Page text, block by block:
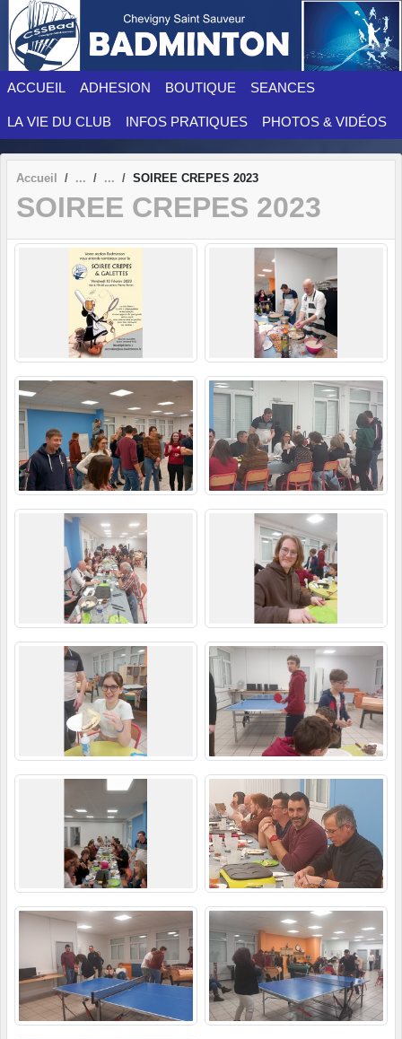
ACCUEIL ADHESION BOUTIQUE SEANCES
LA VIE DU CLUB INFOS PRATIQUES PHOTOS & VIDÉOS
Accueil SOIREE CREPES 2023
SOIREE CREPES 2023
Panneau de gestion des cookies